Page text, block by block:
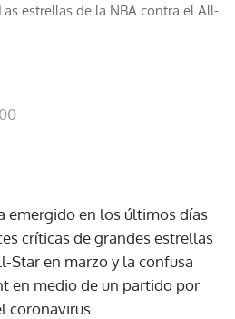
estrellas de la NBA contra el All-
emergido en los últimos días
críticas de grandes estrellas
Star en marzo y la confusa
en medio de un partido por
coronavirus.